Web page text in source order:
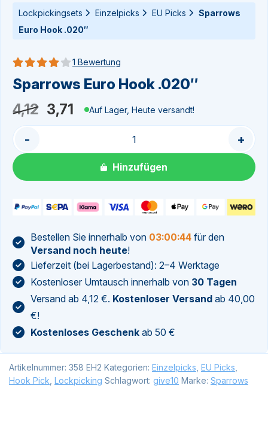
Lockpickingsets Einzelpicks EU Picks
Sparrows
Euro Hook .020″
Bewertung 4 von 5
1 Bewertung
Sparrows Euro Hook .020″
4,12 Ursprünglicher
Preis
4,12
3,71 Aktueller
Preis
3,71.
Auf Lager, Heute versandt!
- +
Hinzufügen
Bestellen Sie innerhalb von 03:00:44 für den
Versand noch heute!
Lieferzeit (bei Lagerbestand): 2–4 Werktage
Kostenloser Umtausch innerhalb von 30 Tagen
Versand ab 4,12 €. Kostenloser Versand ab 40,00
€!
Kostenloses Geschenk ab 50 €
Artikelnummer: 358 EH2 Kategorien: Einzelpicks EU Picks
Hook Pick Lockpicking Schlagwort: give10 Marke: Sparrows